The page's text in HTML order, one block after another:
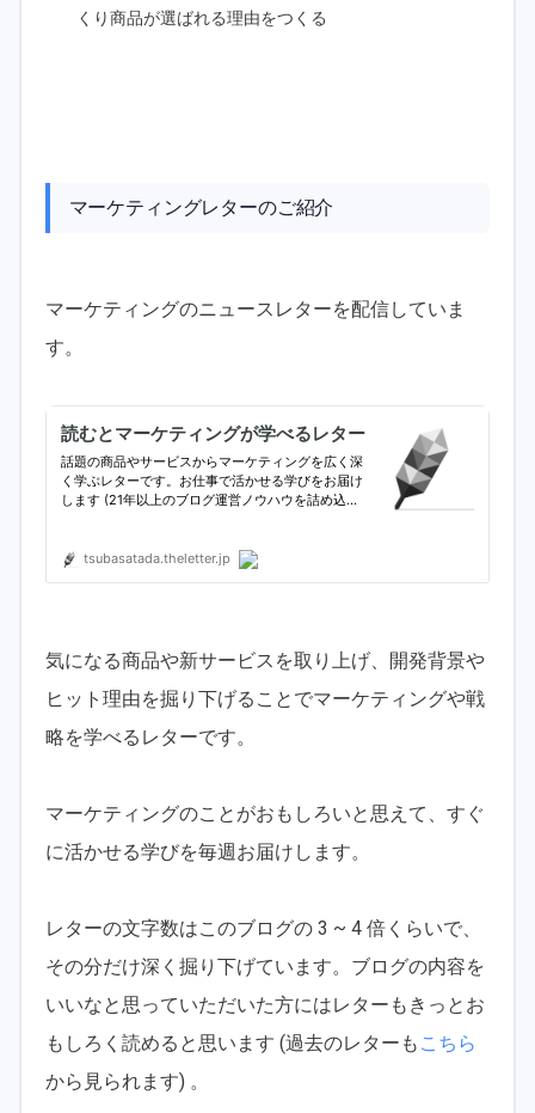
くり商品が選ばれる理由をつくる
マーケティングレターのご紹介
マーケティングのニュースレターを配信していま
す。
気になる商品や新サービスを取り上げ、開発背景や
ヒット理由を掘り下げることでマーケティングや戦
略を学べるレターです。
マーケティングのことがおもしろいと思えて、すぐ
に活かせる学びを毎週お届けします。
レターの文字数はこのブログの 3 ~ 4 倍くらいで、
その分だけ深く掘り下げています。ブログの内容を
いいなと思っていただいた方にはレターもきっとお
もしろく読めると思います (過去のレターも こちら
から見られます) 。